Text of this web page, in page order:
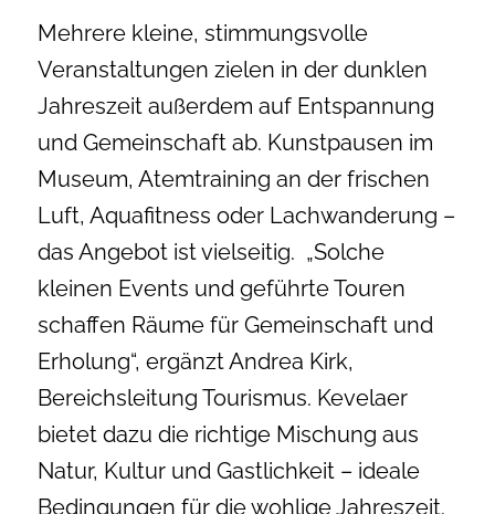
Mehrere kleine, stimmungsvolle
Veranstaltungen zielen in der dunklen
Jahreszeit außerdem auf Entspannung
und Gemeinschaft ab. Kunstpausen im
Museum, Atemtraining an der frischen
Luft, Aquafitness oder Lachwanderung –
das Angebot ist vielseitig. „Solche
kleinen Events und geführte Touren
schaffen Räume für Gemeinschaft und
Erholung“, ergänzt Andrea Kirk,
Bereichsleitung Tourismus. Kevelaer
bietet dazu die richtige Mischung aus
Natur, Kultur und Gastlichkeit – ideale
Bedingungen für die wohlige Jahreszeit.